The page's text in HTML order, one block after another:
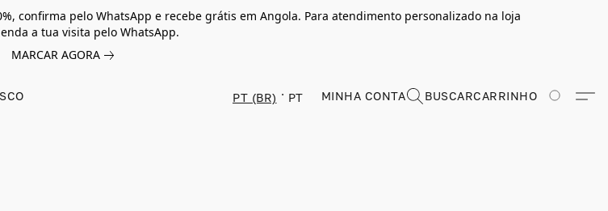
confirma pelo WhatsApp e recebe grátis em Angola. Para atendimento personalizado na loja
a tua visita pelo WhatsApp.
MARCAR AGORA
PT (BR) PT MINHA CONTA BUSCARCARRINHO